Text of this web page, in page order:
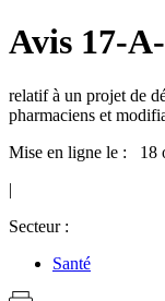
Avis 17-
relatif à un projet de
pharmaciens et
Mise en ligne le : 18
|
Secteur :
Santé